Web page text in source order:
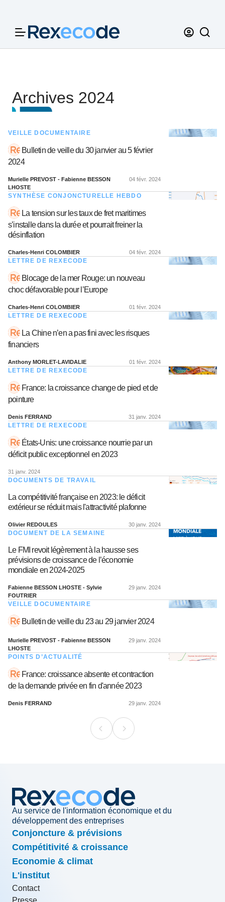
Archives 2024
VEILLE DOCUMENTAIRE
Bulletin de veille du 30 janvier au 5 février
2024
Murielle PREVOST - Fabienne BESSON
LHOSTE
04 févr. 2024
SYNTHÈSE CONJONCTURELLE HEBDO
La tension sur les taux de fret maritimes
s’installe dans la durée et pourrait freiner la
désinflation
Charles-Henri COLOMBIER 04 févr. 2024
LETTRE DE REXECODE
Blocage de la mer Rouge: un nouveau
choc défavorable pour l’Europe
Charles-Henri COLOMBIER 01 févr. 2024
LETTRE DE REXECODE
La Chine n’en a pas fini avec les risques
financiers
Anthony MORLET-LAVIDALIE 01 févr. 2024
LETTRE DE REXECODE
France: la croissance change de pied et de
pointure
Denis FERRAND 31 janv. 2024
LETTRE DE REXECODE
États-Unis: une croissance nourrie par un
déficit public exceptionnel en 2023
31 janv. 2024
DOCUMENTS DE TRAVAIL
La compétitivité française en 2023: le déficit
extérieur se réduit mais l'attractivité plafonne
Olivier REDOULES 30 janv. 2024
DOCUMENT DE LA SEMAINE
Le FMI revoit légèrement à la hausse ses
prévisions de croissance de l’économie
mondiale en 2024-2025
Fabienne BESSON LHOSTE - Sylvie
FOUTRIER
29 janv. 2024
VEILLE DOCUMENTAIRE
Bulletin de veille du 23 au 29 janvier 2024
Murielle PREVOST - Fabienne BESSON
LHOSTE
29 janv. 2024
POINTS D’ACTUALITÉ
France: croissance absente et contraction
de la demande privée en fin d'année 2023
Denis FERRAND 29 janv. 2024
Au service de l'information économique et du
développement des entreprises
Conjoncture & prévisions
Compétitivité & croissance
Economie & climat
L'institut
Contact
Presse